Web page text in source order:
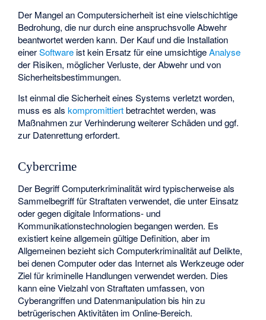
Der Mangel an Computersicherheit ist eine vielschichtige
Bedrohung, die nur durch eine anspruchsvolle Abwehr
beantwortet werden kann. Der Kauf und die Installation
einerSoftware ist kein Ersatz für eine umsichtigeAnalyse
der Risiken, möglicher Verluste, der Abwehr und von
Sicherheitsbestimmungen.
Ist einmal die Sicherheit eines Systems verletzt worden,
muss es alskompromittiertbetrachtet werden, was
Maßnahmen zur Verhinderung weiterer Schäden und ggf.
zur Datenrettung erfordert.
Cybercrime
Der Begriff Computerkriminalität wird typischerweise als
Sammelbegriff für Straftaten verwendet, die unter Einsatz
oder gegen digitale Informations- und
Kommunikationstechnologien begangen werden. Es
existiert keine allgemein gültige Definition, aber im
Allgemeinen bezieht sich Computerkriminalität auf Delikte,
bei denen Computer oder das Internet als Werkzeuge oder
Ziel für kriminelle Handlungen verwendet werden. Dies
kann eine Vielzahl von Straftaten umfassen, von
Cyberangriffen und Datenmanipulation bis hin zu
betrügerischen Aktivitäten im Online-Bereich.